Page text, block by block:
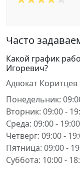
Часто
Какой график
Игоревич?
Адвокат
Понедельник:
Вторник: 09:00 -
Среда: 09:00 - 19:00
Четверг: 09:00 -
Пятница: 09:00 -
Суббота: 10:00 -